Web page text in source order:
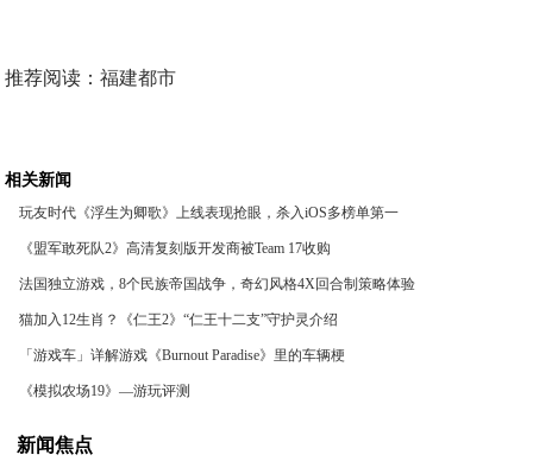
推荐阅读：福建都市
相关新闻
玩友时代《浮生为卿歌》上线表现抢眼，杀入iOS多榜单第一
《盟军敢死队2》高清复刻版开发商被Team 17收购
法国独立游戏，8个民族帝国战争，奇幻风格4X回合制策略体验
猫加入12生肖？《仁王2》“仁王十二支”守护灵介绍
「游戏车」详解游戏《Burnout Paradise》里的车辆梗
《模拟农场19》—游玩评测
新闻焦点